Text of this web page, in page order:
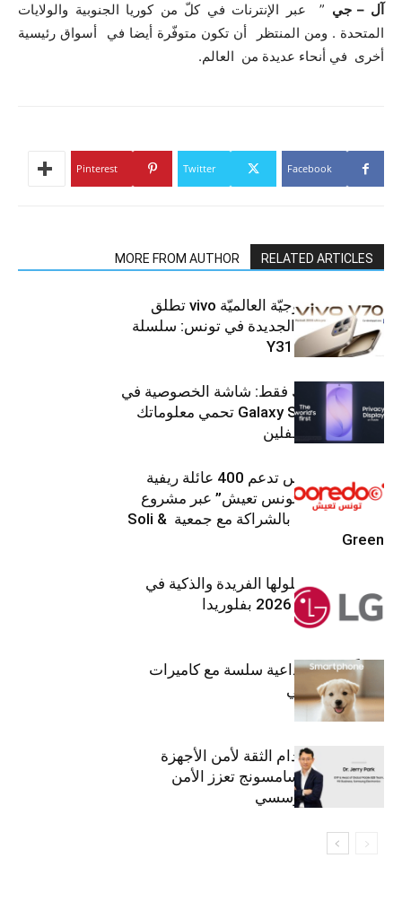
آل – جي ” عبر الإنترنات في كلّ من كوريا الجنوبية والولايات
المتحدة . ومن المنتظر أن تكون متوفّرة أيضا في أسواق رئيسية
أخرى في أنحاء عديدة من العالم.
Facebook
Twitter
Pinterest
RELATED ARTICLES
MORE FROM AUTHOR
العلامة التّكنولوجيّة العالميّة vivo تطلق
هواتفها الذكيّة الجديدة في تونس: سلسلة
V70 وسلسلة Y31
شاشتك، لعينيك فقط: شاشة الخصوصية في
جهاز Galaxy S26 Ultra تحمي معلوماتك
من أعين المتطفلين
Ooredoo تونس تدعم 400 عائلة ريفية
ضمن برنامج “تونس تعيش” عبر مشروع
تنموي مستدام بالشراكة مع جمعية Soli &
Green
إل جي تقدم حلولها الفريدة والذكية في
معرض (KBIS) 2026 بفلوريدا
قريباً: تجربة إبداعية سلسة مع كاميرات
أجهزة جالاكسي
استراتيجية انعدام الثقة لأمن الأجهزة
المحمولة من سامسونج تعزز الأمن
السيبراني المؤسسي